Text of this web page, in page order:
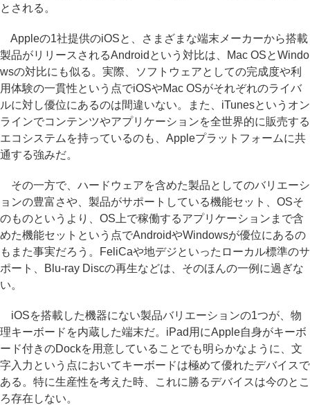
とされる。
Appleの1社提供のiOSと、さまざまな端末メーカーから搭載
製品がリリースされるAndroidという対比は、Mac OSとWindo
wsの対比にも似る。実際、ソフトウェアとしての完成度や利
用体験の一貫性という点でiOSやMac OSがそれぞれのライバ
ルに対し優位にあるのは間違いない。また、iTunesというオン
ラインでコンテンツやアプリケーションを全世界的に販売する
エコシステムを持っているのも、Appleプラットフォームに共
通する強みだ。
その一方で、ハードウェアを含めた製品としてのバリエーシ
ョンの豊富さや、製品がサポートしている機能セット、OSそ
のものというより、OS上で稼働するアプリケーションまで含
めた機能セットという点でAndroidやWindowsが優位にあるの
もまた事実だろう。FeliCaや地デジといったローカル標準のサ
ポート、Blu-ray Discの再生などは、そのほんの一例に過ぎな
い。
iOSを搭載した機器にない製品バリエーションの1つが、物
理キーボードを内蔵した端末だ。iPad用にApple自身がキーボ
ード付きのDockを用意していることでも明らかなように、文
字入力という点においてキーボードは極めて優れたデバイスで
ある。特に生産性を考えた時、これに勝るデバイスは今のとこ
ろ存在しない。